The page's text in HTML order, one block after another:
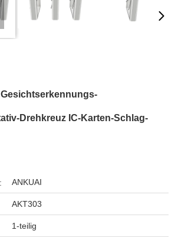
Drehkreuz IC-Karten-Schlag-
ANKUAI
AKT303
1-teilig